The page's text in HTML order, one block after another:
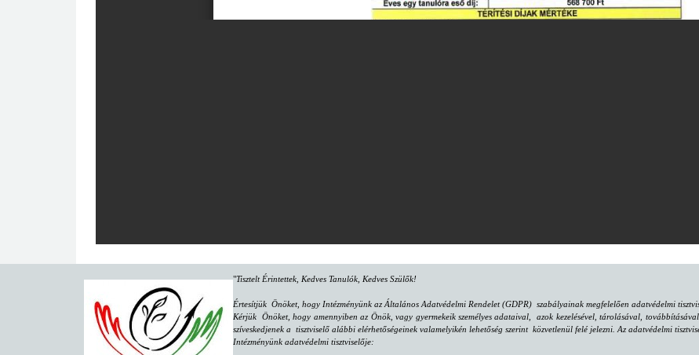
"Tisztelt Érintettek, Kedves Tanulók, Kedves Szülők!
Értesítjük Önöket, hogy Intézményünk az Általános Adatvédelmi Rendelet (GDPR) szabályainak megfelelően adatvédelmi
Kérjük Önöket, hogy amennyiben az Önök, vagy gyermekeik személyes adataival, azok kezelésével, tárolásával,
szíveskedjenek a tisztviselő alábbi elérhetőségeinek valamelyikén lehetőség szerint közvetlenül felé jelezni. Az adatvédelmi
Intézményünk adatvédelmi tisztviselője: